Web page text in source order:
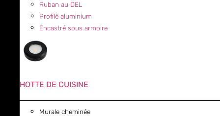
Ruban au DEL
Profilé aluminium
Encastré sous armoire
HOTTE DE CUISINE
Murale cheminée